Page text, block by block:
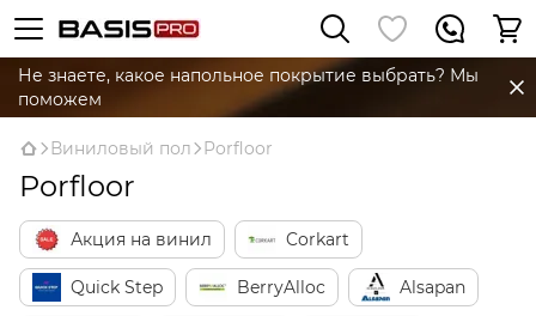
Не знаете, какое напольное покрытие выбрать? Мы
поможем
Виниловый пол Porfloor
Porfloor
Акция на винил Corkart
Quick Step BerryAlloc Alsapan